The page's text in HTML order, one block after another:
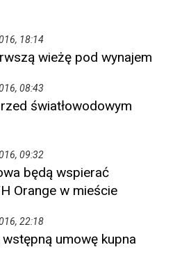
18:14
wieżę pod wynajem
08:43
światłowodowym
09:32
będą wspierać
Orange w mieście
22:18
wstępną umowę kupna